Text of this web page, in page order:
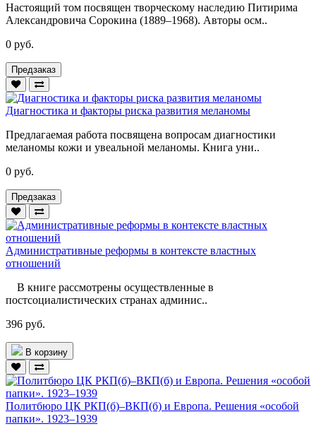
Настоящий том посвящен творческому наследию Питирима
Александровича Сорокина (1889–1968). Авторы осм..
0 руб.
Предзаказ
Диагностика и факторы риска развития меланомы
Предлагаемая работа посвящена вопросам диагностики
меланомы кожи и увеальной меланомы. Книга уни..
0 руб.
Предзаказ
Административные реформы в контексте властных
отношений
В книге рассмотрены осуществленные в
постсоциалистических странах админис..
396 руб.
В корзину
Политбюро ЦК РКП(б)–ВКП(б) и Европа. Решения «особой
папки». 1923–1939